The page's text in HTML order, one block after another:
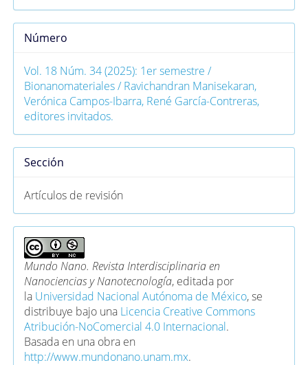
Número
Vol. 18 Núm. 34 (2025): 1er semestre /
Bionanomateriales / Ravichandran Manisekaran,
Verónica Campos-Ibarra, René García-Contreras,
editores invitados.
Sección
Artículos de revisión
Mundo Nano. Revista Interdisciplinaria en
Nanociencias y Nanotecnología, editada por
la Universidad Nacional Autónoma de México, se
distribuye bajo una Licencia Creative Commons
Atribución-NoComercial 4.0 Internacional.
Basada en una obra en
http://www.mundonano.unam.mx.